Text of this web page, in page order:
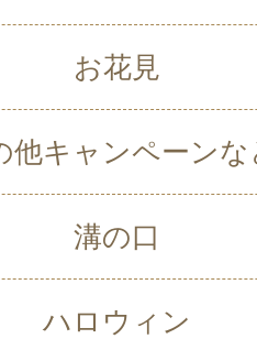
お花見
他キャンペーンな
溝の口
ハロウィン